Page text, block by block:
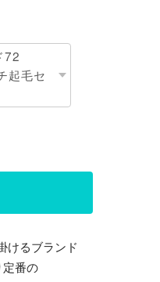
けるブランド
定番の